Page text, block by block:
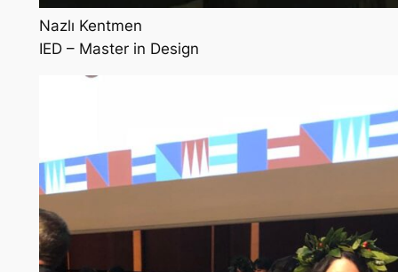
Nazlı Kentmen
IED – Master in Design